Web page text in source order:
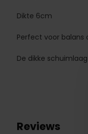
Dikte 6cm
Perfect voor balans
De dikke
Reviews